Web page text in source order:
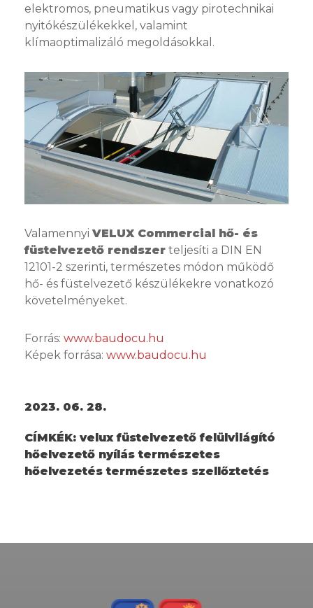
elektromos, pneumatikus vagy pirotechnikai
nyitókészülékekkel, valamint
klímaoptimalizáló megoldásokkal.
Valamennyi VELUX Commercial hő- és
füstelvezető rendszer teljesíti a DIN EN
12101-2 szerinti, természetes módon működő
hő- és füstelvezető készülékekre vonatkozó
követelményeket.
Forrás: www.baudocu.hu
Képek forrása: www.baudocu.hu
2023. 06. 28.
CÍMKÉK: velux füstelvezető felülvilágító
hőelvezető nyílás természetes
hőelvezetés természetes szellőztetés